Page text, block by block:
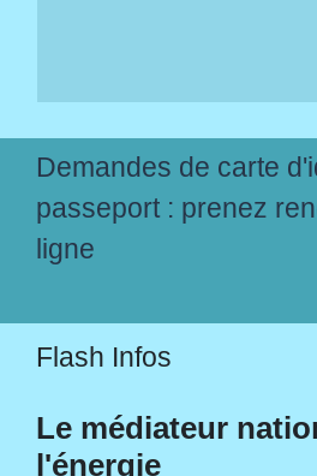
Demandes de carte
passeport : prenez
ligne
Flash Infos
Le médiateur
l'énergie